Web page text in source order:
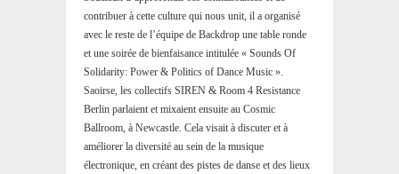
contribuer à cette culture qui nous unit, il a organisé
avec le reste de l’équipe de Backdrop une table ronde
et une soirée de bienfaisance intitulée « Sounds Of
Solidarity: Power & Politics of Dance Music ».
Saoirse, les collectifs SIREN & Room 4 Resistance
Berlin parlaient et mixaient ensuite au Cosmic
Ballroom, à Newcastle. Cela visait à discuter et à
améliorer la diversité au sein de la musique
électronique, en créant des pistes de danse et des lieux